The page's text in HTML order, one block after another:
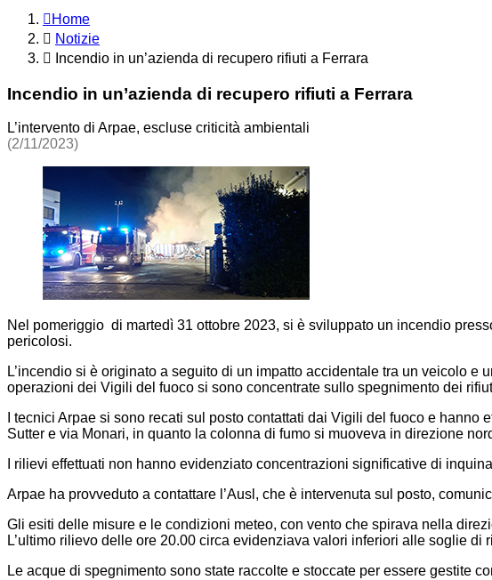
Home
Notizie
Incendio in un’azienda di recupero rifiuti a Ferrara
Incendio in un’azienda di recupero rifiuti a Ferrara
L’intervento di Arpae, escluse criticità ambientali
(2/11/2023)
Nel pomeriggio di martedì 31 ottobre 2023, si è sviluppato un incendio
pericolosi.
L’incendio si è originato a seguito di un impatto accidentale tra un veicolo
operazioni dei Vigili del fuoco si sono concentrate sullo spegnimento dei
I tecnici Arpae si sono recati sul posto contattati dai Vigili del fuoco e
Sutter e via Monari, in quanto la colonna di fumo si muoveva in direzione
I rilievi effettuati non hanno evidenziato concentrazioni significative di
Arpae ha provveduto a contattare l’Ausl, che è intervenuta sul posto,
Gli esiti delle misure e le condizioni meteo, con vento che spirava nella
L’ultimo rilievo delle ore 20.00 circa evidenziava valori inferiori alle soglie di
Le acque di spegnimento sono state raccolte e stoccate per essere gestite